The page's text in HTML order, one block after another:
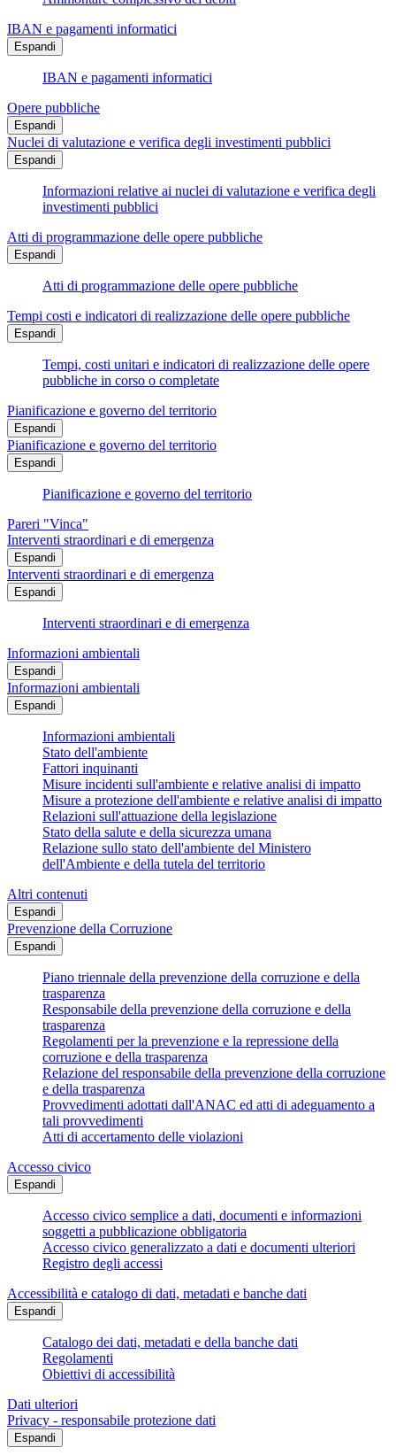
IBAN e pagamenti informatici
Espandi
IBAN e pagamenti informatici
Opere pubbliche
Espandi
Nuclei di valutazione e verifica degli investimenti pubblici
Espandi
Informazioni relative ai nuclei di valutazione e verifica degli
investimenti pubblici
Atti di programmazione delle opere pubbliche
Espandi
Atti di programmazione delle opere pubbliche
Tempi costi e indicatori di realizzazione delle opere pubbliche
Espandi
Tempi, costi unitari e indicatori di realizzazione delle opere
pubbliche in corso o completate
Pianificazione e governo del territorio
Espandi
Pianificazione e governo del territorio
Espandi
Pianificazione e governo del territorio
Pareri "Vinca"
Interventi straordinari e di emergenza
Espandi
Interventi straordinari e di emergenza
Espandi
Interventi straordinari e di emergenza
Informazioni ambientali
Espandi
Informazioni ambientali
Espandi
Informazioni ambientali
Stato dell'ambiente
Fattori inquinanti
Misure incidenti sull'ambiente e relative analisi di impatto
Misure a protezione dell'ambiente e relative analisi di impatto
Relazioni sull'attuazione della legislazione
Stato della salute e della sicurezza umana
Relazione sullo stato dell'ambiente del Ministero
dell'Ambiente e della tutela del territorio
Altri contenuti
Espandi
Prevenzione della Corruzione
Espandi
Piano triennale della prevenzione della corruzione e della
trasparenza
Responsabile della prevenzione della corruzione e della
trasparenza
Regolamenti per la prevenzione e la repressione della
corruzione e della trasparenza
Relazione del responsabile della prevenzione della corruzione
e della trasparenza
Provvedimenti adottati dall'ANAC ed atti di adeguamento a
tali provvedimenti
Atti di accertamento delle violazioni
Accesso civico
Espandi
Accesso civico semplice a dati, documenti e informazioni
soggetti a pubblicazione obbligatoria
Accesso civico generalizzato a dati e documenti ulteriori
Registro degli accessi
Accessibilità e catalogo di dati, metadati e banche dati
Espandi
Catalogo dei dati, metadati e della banche dati
Regolamenti
Obiettivi di accessibilità
Dati ulteriori
Privacy - responsabile protezione dati
Espandi